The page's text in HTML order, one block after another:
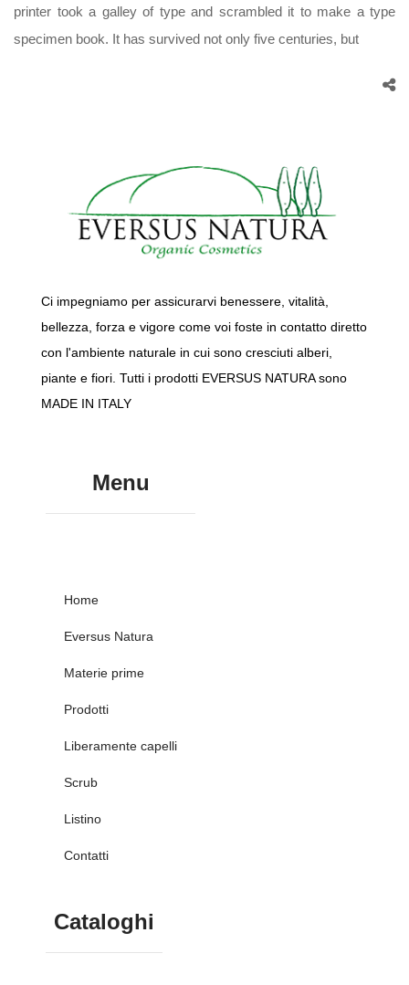
printer took a galley of type and scrambled it to make a type
specimen book. It has survived not only five centuries, but
Ci impegniamo per assicurarvi benessere, vitalità,
bellezza, forza e vigore come voi foste in contatto diretto
con l'ambiente naturale in cui sono cresciuti alberi,
piante e fiori. Tutti i prodotti EVERSUS NATURA sono
MADE IN ITALY
Menu
Home
Eversus Natura
Materie prime
Prodotti
Liberamente capelli
Scrub
Listino
Contatti
Cataloghi